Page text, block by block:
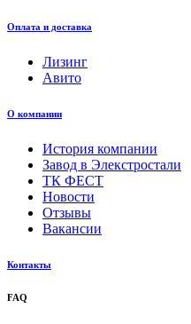
Оплата и доставка
Лизинг
Авито
О компании
История компании
Завод в Элекстростали
ТК ФЕСТ
Новости
Отзывы
Вакансии
Контакты
FAQ